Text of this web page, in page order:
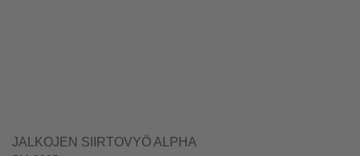
JALKOJEN SIIRTOVYÖ ALPHA